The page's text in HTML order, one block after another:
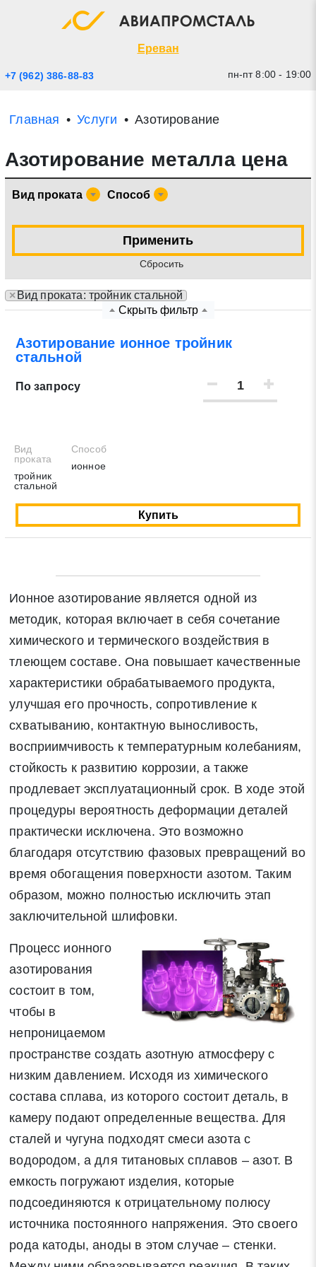
Ереван
+7 (962) 386-88-83 пн-пт 8:00 - 19:00
Главная Услуги Азотирование
Азотирование металла цена
Вид проката Способ
Применить
Cбросить
× Вид проката: тройник стальной
Скрыть фильтр
Азотирование ионное тройник
стальной
По запросу
Вид
проката
тройник
стальной
Способ
ионное
Купить
Ионное азотирование является одной из
методик, которая включает в себя сочетание
химического и термического воздействия в
тлеющем составе. Она повышает качественные
характеристики обрабатываемого продукта,
улучшая его прочность, сопротивление к
схватыванию, контактную выносливость,
восприимчивость к температурным колебаниям,
стойкость к развитию коррозии, а также
продлевает эксплуатационный срок. В ходе этой
процедуры вероятность деформации деталей
практически исключена. Это возможно
благодаря отсутствию фазовых превращений во
время обогащения поверхности азотом. Таким
образом, можно полностью исключить этап
заключительной шлифовки.
Процесс ионного
азотирования
состоит в том,
чтобы в
непроницаемом
пространстве создать азотную атмосферу с
низким давлением. Исходя из химического
состава сплава, из которого состоит деталь, в
камеру подают определенные вещества. Для
сталей и чугуна подходят смеси азота с
водородом, а для титановых сплавов – азот. В
емкость погружают изделия, которые
подсоединяются к отрицательному полюсу
источника постоянного напряжения. Это своего
рода катоды, аноды в этом случае – стенки.
Экспресс заявка
* - обязательные поля для заполнения
Прикрепить файл (до 20 mb)
Отправить заявку
Нажимая на кнопку «Отправить заявку» Вы даете
согласие на обработку своих персональных данных в
соответствии со статьей 9 Федерального закона от 27
июля 2006 г. N 152-ФЗ «О персональных данных», а